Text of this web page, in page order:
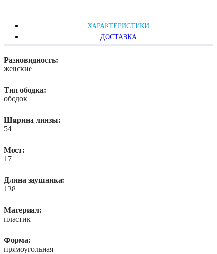
ХАРАКТЕРИСТИКИ
ДОСТАВКА
Разновидность:
женские
Тип ободка:
ободок
Ширина линзы:
54
Мост:
17
Длина заушника:
138
Материал:
пластик
Форма:
прямоугольная